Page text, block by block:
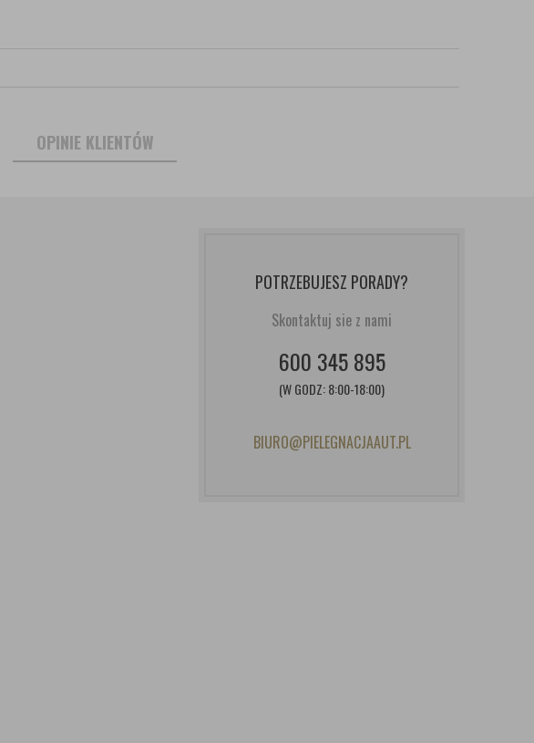
OPINIE KLIENTÓW
POTRZEBUJESZ PORADY?
Skontaktuj sie z nami
600 345 895
(W GODZ: 8:00-18:00)
BIURO@PIELEGNACJAAUT.PL